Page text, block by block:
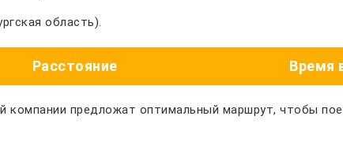
область).
Расстояние Время
предложат оптимальный маршрут, чтобы